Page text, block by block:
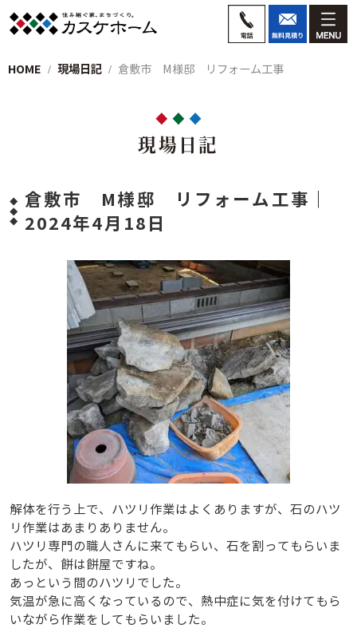
HOME 現場日記 倉敷市 M様邸 リフォーム工事
現場日記
倉敷市 M様邸 リフォーム工事｜
2024年4月18日
解体を行う上で、ハツリ作業はよくありますが、石のハツ
リ作業はあまりありません。
ハツリ専門の職人さんに来てもらい、石を割ってもらいま
したが、餅は餅屋ですね。
あっという間のハツリでした。
気温が急に高くなっているので、熱中症に気を付けてもら
いながら作業をしてもらいました。